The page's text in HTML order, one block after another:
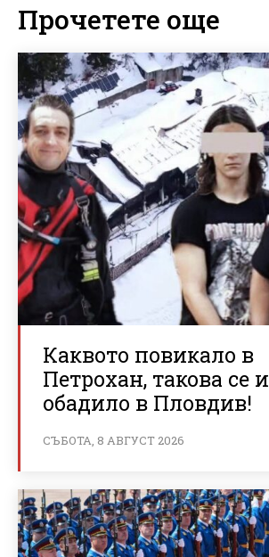
Прочетете още
Каквото повикало в
Петрохан, такова се и
обадило в Пловдив!
СЪБОТА, 8 АВГУСТ 2026